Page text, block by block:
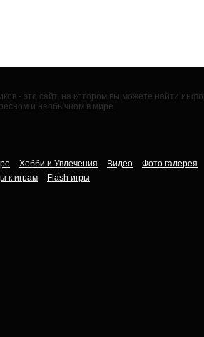
- это сайт, на котором вы можете найти
и необычном в мире.
Хобби и Увлечения Видео
Фото галерея
к играм Flash игры